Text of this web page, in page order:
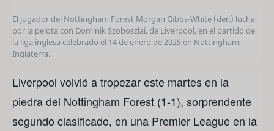
El jugador del Nottingham Forest Morgan Gibbs-White (der.) lucha
por la pelota con Dominik Szoboszlai, de Liverpool, en el partido de
la liga inglesa celebrado el 14 de enero de 2025 en Nottingham,
Inglaterra.
Liverpool volvió a tropezar este martes en la
piedra del Nottingham Forest (1-1), sorprendente
segundo clasificado, en una Premier League en la